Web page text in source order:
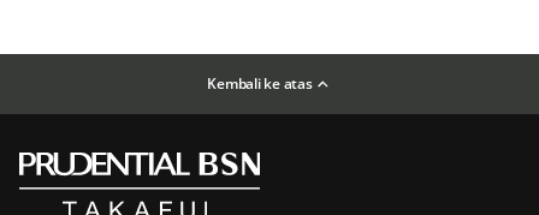
Kembali ke atas